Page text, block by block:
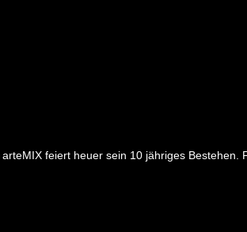
feiert heuer sein 10 jähriges Bestehen.